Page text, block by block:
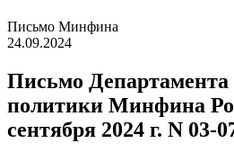
Письмо Минфина
24.09.2024
Письмо Департамента
политики Минфина
сентября 2024 г. N 03-